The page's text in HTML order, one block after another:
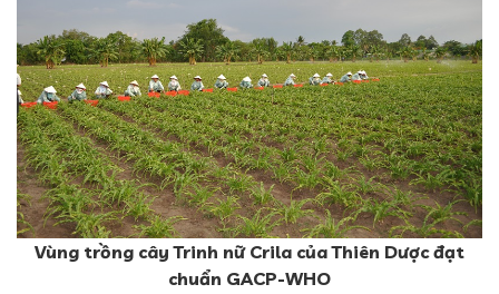
Vùng trồng cây Trinh nữ Crila của Thiên Dược đạt
chuẩn GACP-WHO